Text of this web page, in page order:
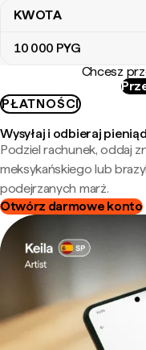
Tabela przeliczeń
KWOTA
10 000 PYG
Chcesz
PŁATNOŚCI
Wysyłaj i odbieraj
Podziel rachunek, oddaj
meksykańskiego lub
podejrzanych marż.
Otwórz darmowe konto